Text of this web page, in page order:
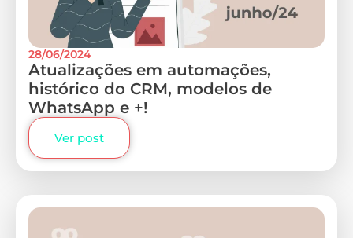
28/06/2024
Atualizações em automações,
histórico do CRM, modelos de
WhatsApp e +!
Ver post